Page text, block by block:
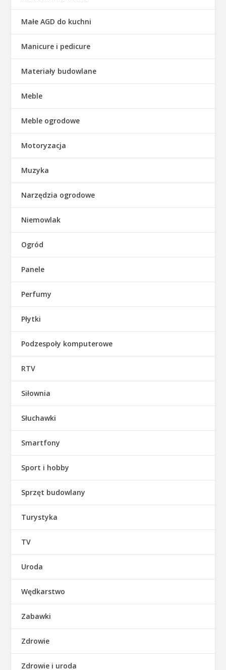
Małe AGD do kuchni
Manicure i pedicure
Materiały budowlane
Meble
Meble ogrodowe
Motoryzacja
Muzyka
Narzędzia ogrodowe
Niemowlak
Ogród
Panele
Perfumy
Płytki
Podzespoły komputerowe
RTV
Siłownia
Słuchawki
Smartfony
Sport i hobby
Sprzęt budowlany
Turystyka
TV
Uroda
Wędkarstwo
Zabawki
Zdrowie
Zdrowie i uroda